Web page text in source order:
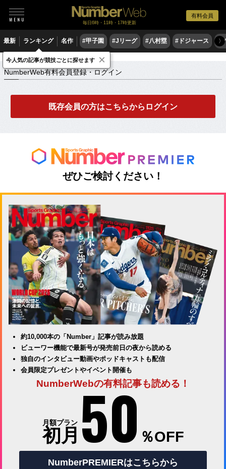
有料会員
毎日6時・11時・17時更新
最新 ランキング 名作 #甲子園 #Jリーグ #八村塁 #ドジャース #
〉
NumberWeb有料会員登録・ログイン
NumberWeb有料会員登録・ログイン
既存会員の方はこちらからログイン
ぜひご検討ください！
約10,000本の「Number」記事が読み放題
ビューワー機能で最新号が発売前日の夜から読める
独自のインタビュー動画やポッドキャストも配信
会員限定プレゼントやイベント開催も
NumberWebの有料記事も読める！
月額プラン
初月 50 ％OFF
NumberPREMIERはこちらから
今人気の記事が競技ごとに探せます ×